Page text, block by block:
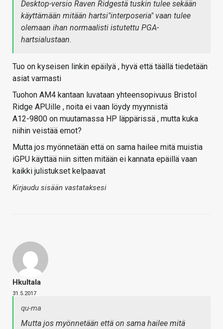
Desktop-versio Raven Ridgestä tuskin tulee sekään
käyttämään mitään hartsi"interposeria" vaan tulee
olemaan ihan normaalisti istutettu PGA-
hartsialustaan.
Tuo on kyseisen linkin epäilyä , hyvä että täällä tiedetään
asiat varmasti
Tuohon AM4 kantaan luvataan yhteensopivuus Bristol
Ridge APUille , noita ei vaan löydy myynnistä
A12-9800 on muutamassa HP läppärissä , mutta kuka
niihin veistää emot?
Mutta jos myönnetään että on sama hailee mitä muistia
iGPU käyttää niin sitten mitään ei kannata epäillä vaan
kaikki julistukset kelpaavat
Kirjaudu sisään vastataksesi
Hkultala
31.5.2017
qu-ma
Mutta jos myönnetään että on sama hailee mitä